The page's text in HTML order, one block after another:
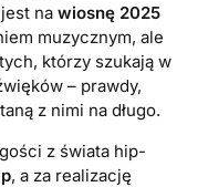
jest nawiosnę 2025
muzycznym, ale
którzy szukają w
– prawdy,
z nimi na długo.
z świata hip-
, a za realizację